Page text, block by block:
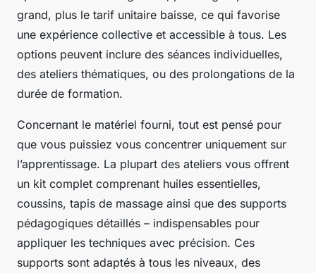
grand, plus le tarif unitaire baisse, ce qui favorise
une expérience collective et accessible à tous. Les
options peuvent inclure des séances individuelles,
des ateliers thématiques, ou des prolongations de la
durée de formation.
Concernant le matériel fourni, tout est pensé pour
que vous puissiez vous concentrer uniquement sur
l’apprentissage. La plupart des ateliers vous offrent
un kit complet comprenant huiles essentielles,
coussins, tapis de massage ainsi que des supports
pédagogiques détaillés – indispensables pour
appliquer les techniques avec précision. Ces
supports sont adaptés à tous les niveaux, des